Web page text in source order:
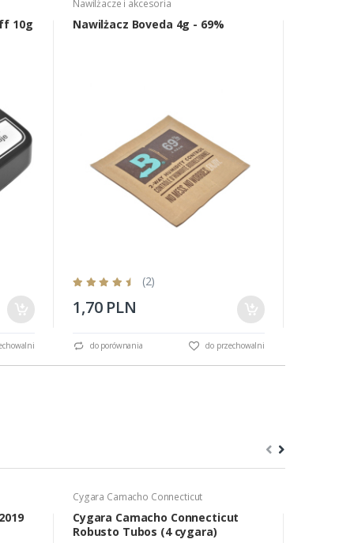
10g
Nawilżacze i akcesoria
Nawilżacz Boveda 4g - 69%
(2)
1,70 PLN
do porównania do przechowalni
Cygara Camacho Connecticut
Cygara Camacho Connecticut
Robusto Tubos (4 cygara)